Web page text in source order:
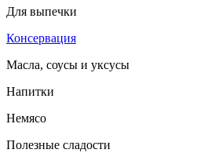
Для выпечки
Консервация
Масла, соусы и уксусы
Напитки
Немясо
Полезные сладости